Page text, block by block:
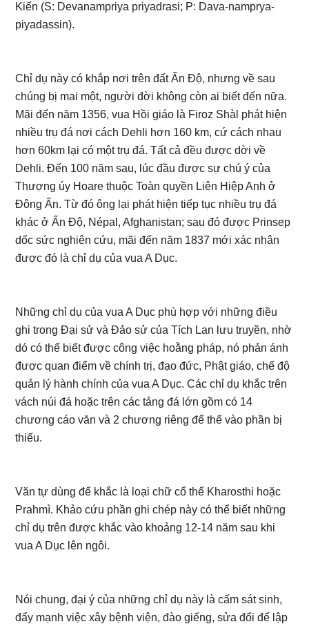
Kiến (S: Devanampriya priyadrasi; P: Dava-namprya-
piyadassin).
Chỉ dụ này có khắp nơi trên đất Ấn Độ, nhưng về sau
chúng bị mai một, người đời không còn ai biết đến nữa.
Mãi đến năm 1356, vua Hồi giáo là Firoz Shàl phát hiện
nhiều trụ đá nơi cách Dehli hơn 160 km, cứ cách nhau
hơn 60km lại có một trụ đá. Tất cả đều được dời về
Dehli. Đến 100 năm sau, lúc đầu được sự chú ý của
Thượng úy Hoare thuộc Toàn quyền Liên Hiệp Anh ở
Đông Ấn. Từ đó ông lại phát hiện tiếp tục nhiều trụ đá
khác ở Ấn Độ, Népal, Afghanistan; sau đó được Prinsep
dốc sức nghiên cứu, mãi đến năm 1837 mới xác nhận
được đó là chỉ dụ của vua A Dục.
Những chỉ dụ của vua A Dục phù hợp với những điều
ghi trong Đại sử và Đảo sử của Tích Lan lưu truyền, nhờ
dó có thể biết được công việc hoằng pháp, nó phản ánh
được quan điểm về chính trị, đạo đức, Phật giáo, chế độ
quản lý hành chính của vua A Dục. Các chỉ dụ khắc trên
vách núi đá hoặc trên các tảng đá lớn gồm có 14
chương cáo văn và 2 chương riêng để thế vào phần bị
thiếu.
Văn tự dùng để khắc là loại chữ cổ thể Kharosthi hoặc
Prahmì. Khảo cứu phần ghi chép này có thể biết những
chỉ dụ trên được khắc vào khoảng 12-14 năm sau khi
vua A Dục lên ngôi.
Nói chung, đại ý của những chỉ dụ này là cấm sát sinh,
đẩy mạnh việc xây bệnh viện, đào giếng, sửa đổi để lập